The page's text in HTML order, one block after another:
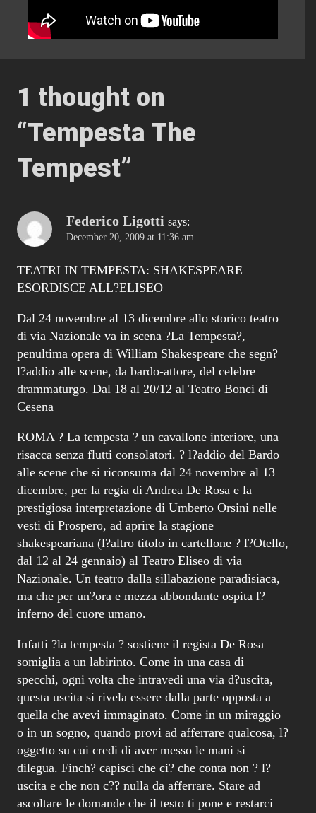
1 thought on
“Tempesta The
Tempest”
Federico Ligotti says:
December 20, 2009 at 11:36 am
TEATRI IN TEMPESTA: SHAKESPEARE
ESORDISCE ALL?ELISEO
Dal 24 novembre al 13 dicembre allo storico teatro
di via Nazionale va in scena ?La Tempesta?,
penultima opera di William Shakespeare che segn?
l?addio alle scene, da bardo-attore, del celebre
drammaturgo. Dal 18 al 20/12 al Teatro Bonci di
Cesena
ROMA ? La tempesta ? un cavallone interiore, una
risacca senza flutti consolatori. ? l?addio del Bardo
alle scene che si riconsuma dal 24 novembre al 13
dicembre, per la regia di Andrea De Rosa e la
prestigiosa interpretazione di Umberto Orsini nelle
vesti di Prospero, ad aprire la stagione
shakespeariana (l?altro titolo in cartellone ? l?Otello,
dal 12 al 24 gennaio) al Teatro Eliseo di via
Nazionale. Un teatro dalla sillabazione paradisiaca,
ma che per un?ora e mezza abbondante ospita l?
inferno del cuore umano.
Infatti ?la tempesta ? sostiene il regista De Rosa –
somiglia a un labirinto. Come in una casa di
specchi, ogni volta che intravedi una via d?uscita,
questa uscita si rivela essere dalla parte opposta a
quella che avevi immaginato. Come in un miraggio
o in un sogno, quando provi ad afferrare qualcosa, l?
oggetto su cui credi di aver messo le mani si
dilegua. Finch? capisci che ci? che conta non ? l?
uscita e che non c?? nulla da afferrare. Stare ad
ascoltare le domande che il testo ti pone e restarci